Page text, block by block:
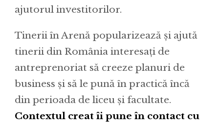
ajutorul investitorilor.
Tinerii în Arenă popularizează și ajută
tinerii din România interesați de
antreprenoriat să creeze planuri de
business și să le pună în practică încă
din perioada de liceu și facultate.
Contextul creat îi pune în contact cu